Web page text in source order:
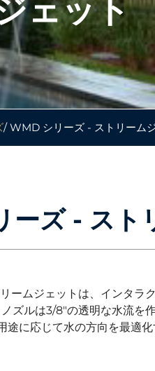
ェット
/ WMD シリーズ - ストリーム
ーズ - スト
ームジェットは、インタラ
ズルは3/8″の透明な水流を
途に応じて水の方向を最適